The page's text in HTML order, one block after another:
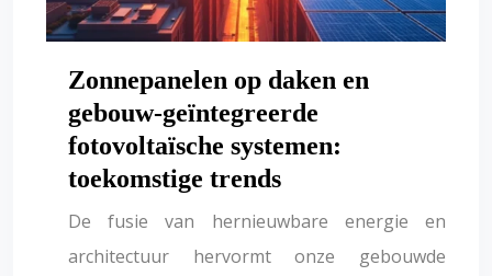
Zonnepanelen op daken en
gebouw-geïntegreerde
fotovoltaïsche systemen:
toekomstige trends
De fusie van hernieuwbare energie en
architectuur hervormt onze gebouwde